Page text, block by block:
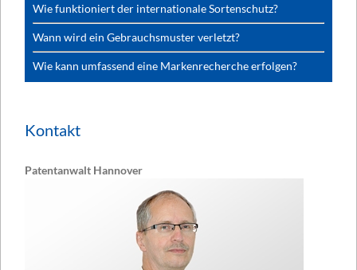
Wie funktioniert der internationale Sortenschutz?
Wann wird ein Gebrauchsmuster verletzt?
Wie kann umfassend eine Markenrecherche erfolgen?
Kontakt
Patentanwalt Hannover